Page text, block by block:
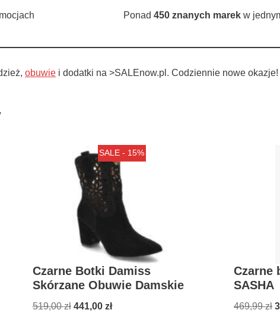
Ponad 450 znanych marekw
obuwie i dodatki na >SALEnow.pl. Codziennie nowe okazje!
SALE - 15%
Czarne Botki Damiss
Skórzane Obuwie Damskie
519,00zł 441,00 zł
Czarne
SASHA
469,99zł